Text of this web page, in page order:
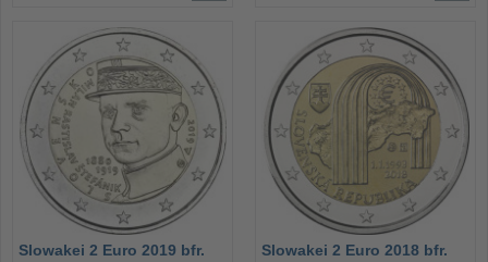
Slowakei 2 Euro 2019 bfr.
Slowakei 2 Euro 2018 bfr.